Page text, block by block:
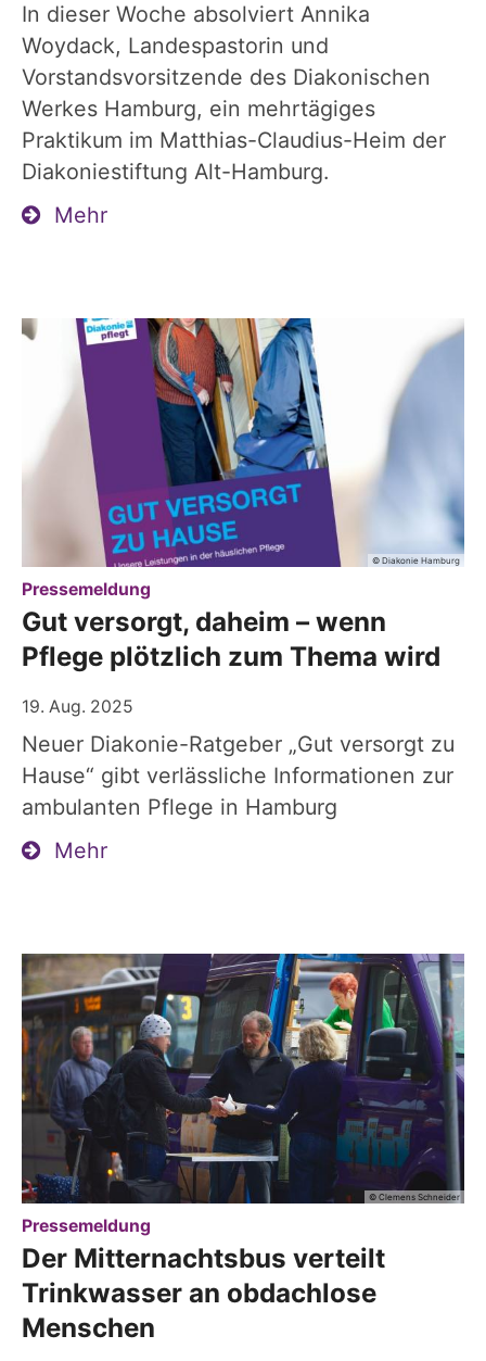
In dieser Woche absolviert Annika
Woydack, Landespastorin und
Vorstandsvorsitzende des Diakonischen
Werkes Hamburg, ein mehrtägiges
Praktikum im Matthias-Claudius-Heim der
Diakoniestiftung Alt-Hamburg.
Mehr
© Diakonie Hamburg
Pressemeldung
Gut versorgt, daheim – wenn
Pflege plötzlich zum Thema wird
19. Aug. 2025
Neuer Diakonie-Ratgeber „Gut versorgt zu
Hause“ gibt verlässliche Informationen zur
ambulanten Pflege in Hamburg
Mehr
© Clemens Schneider
Pressemeldung
Der Mitternachtsbus verteilt
Trinkwasser an obdachlose
Menschen